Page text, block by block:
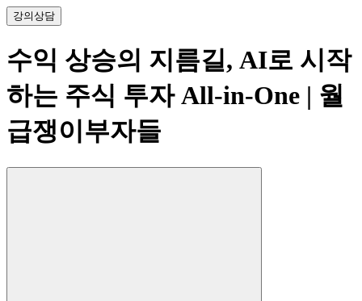
강의상담
수익 상승의 지름길, AI로 시작
하는 주식 투자 All-in-One | 월
급쟁이부자들